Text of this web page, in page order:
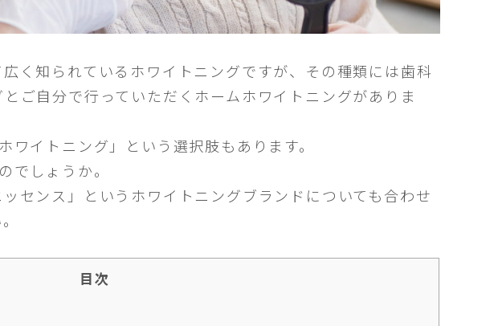
く知られているホワイトニングですが、その種類には歯科
ご自分で行っていただくホームホワイトニングがありま
イトニング」という選択肢もあります。
でしょうか。
センス」というホワイトニングブランドについても合わせ
目次